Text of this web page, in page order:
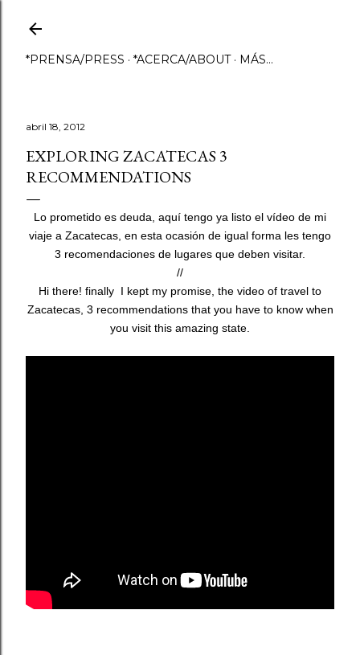
*PRENSA/PRESS *ACERCA/ABOUT MÁS…
abril 18, 2012
EXPLORING ZACATECAS 3
RECOMMENDATIONS
Lo prometido es deuda, aquí tengo ya listo el vídeo de mi
viaje a Zacatecas, en esta ocasión de igual forma les tengo
3 recomendaciones de lugares que deben visitar.
//
Hi there! finally I kept my promise, the video of travel to
Zacatecas, 3 recommendations that you have to know when
you visit this amazing state.